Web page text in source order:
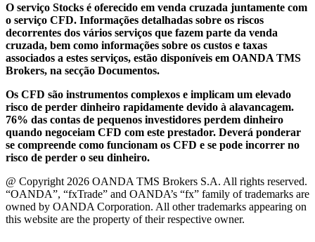
O serviço Stocks é oferecido em venda cruzada juntamente com
o serviço CFD. Informações detalhadas sobre os riscos
decorrentes dos vários serviços que fazem parte da venda
cruzada, bem como informações sobre os custos e taxas
associados a estes serviços, estão disponíveis em OANDA TMS
Brokers, na secção Documentos.
Os CFD são instrumentos complexos e implicam um elevado
risco de perder dinheiro rapidamente devido à alavancagem.
76% das contas de pequenos investidores perdem dinheiro
quando negoceiam CFD com este prestador. Deverá ponderar
se compreende como funcionam os CFD e se pode incorrer no
risco de perder o seu dinheiro.
@ Copyright 2026 OANDA TMS Brokers S.A. All rights reserved.
“OANDA”, “fxTrade” and OANDA’s “fx” family of trademarks are
owned by OANDA Corporation. All other trademarks appearing on
this website are the property of their respective owner.